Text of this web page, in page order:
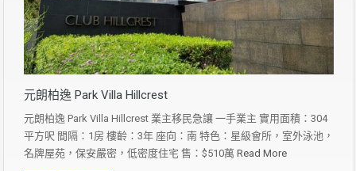
元朗柏逸 Park Villa Hillcrest
元朗柏逸 Park Villa Hillcrest 業主移民急讓 一手業主 實用面積：304
平方呎 間隔：1房 樓齡：3年 座向：南 特色：星級會所，室外泳池，
名牌屋苑，保安嚴密，低密度住宅 售：$510萬 Read More